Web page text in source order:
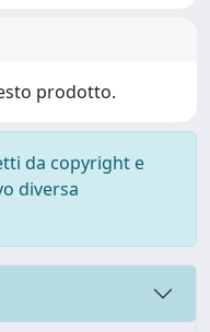
prodotto.
da copyright e
diversa